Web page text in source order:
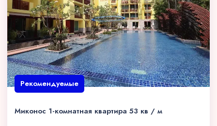
Рекомендуемые
Миконос 1-комнатная квартира 53 кв / м